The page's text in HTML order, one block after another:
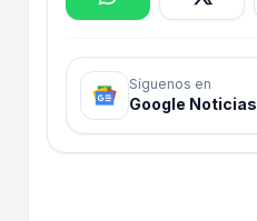
Síguenos en
Google Noticias